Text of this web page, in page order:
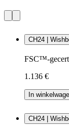
CH24 |
FSC™-
1.136 €
In
CH24 |